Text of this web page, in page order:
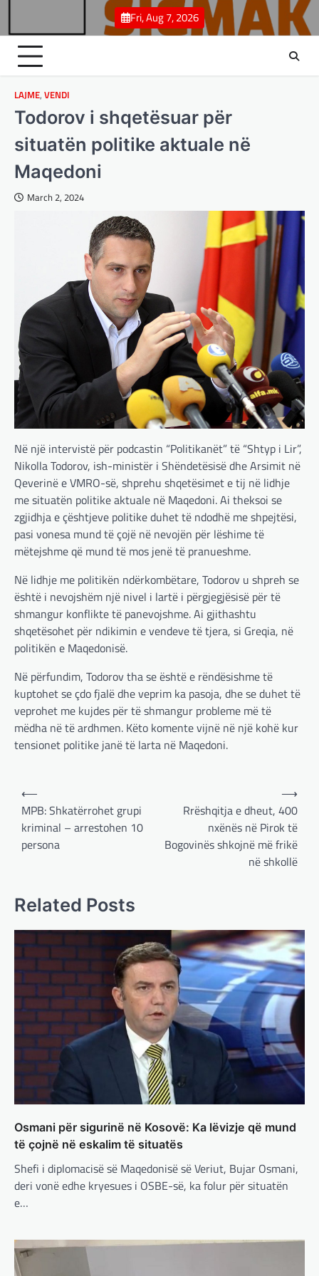
content
Fri, Aug 7, 2026
LAJME, VENDI
Todorov i shqetësuar për
situatën politike aktuale në
Maqedoni
March 2, 2024
Në një intervistë për podcastin “Politikanët” të “Shtyp i Lir”,
Nikolla Todorov, ish-ministër i Shëndetësisë dhe Arsimit në
Qeverinë e VMRO-së, shprehu shqetësimet e tij në lidhje
me situatën politike aktuale në Maqedoni. Ai theksoi se
zgjidhja e çështjeve politike duhet të ndodhë me shpejtësi,
pasi vonesa mund të çojë në nevojën për lëshime të
mëtejshme që mund të mos jenë të pranueshme.
Në lidhje me politikën ndërkombëtare, Todorov u shpreh se
është i nevojshëm një nivel i lartë i përgjegjësisë për të
shmangur konflikte të panevojshme. Ai gjithashtu
shqetësohet për ndikimin e vendeve të tjera, si Greqia, në
politikën e Maqedonisë.
Në përfundim, Todorov tha se është e rëndësishme të
kuptohet se çdo fjalë dhe veprim ka pasoja, dhe se duhet të
veprohet me kujdes për të shmangur probleme më të
mëdha në të ardhmen. Këto komente vijnë në një kohë kur
tensionet politike janë të larta në Maqedoni.
Post
navigation
⟵
MPB: Shkatërrohet grupi
kriminal – arrestohen 10
persona
Rrëshqitja e dheut, 400
nxënës në Pirok të
Bogovinës shkojnë më frikë
në shkollë
⟶
Related Posts
Osmani për sigurinë në Kosovë: Ka lëvizje që mund
të çojnë në eskalim të situatës
Shefi i diplomacisë së Maqedonisë së Veriut, Bujar Osmani,
deri vonë edhe kryesues i OSBE-së, ka folur për situatën
e…
OPINIONE ,
400 miliardë euro për mbrojtje
Gjermania ndodhet aktualisht në kulmin e
përpjekjeve për krijimin e qeverisë dhe koha
nuk pret. CDU/CSU dhe SPD po vazhdojnë…
BOTA, LAJME,MISTER,RAJONI, SPECIALE
Çka ndodhë tash pas
ndërprerjes së ndihmës
ushtarake për Ukrainën nga
Trump
adminadmin March 4, 2025
francezët dhe britanikët kanë hartuar një
plan paqeje për luftën në Ukrainë, të…
BOTA,KRONIKË E ZEZË,LAJME,
MË TË FUNDIT,MISTER,RAJONI ,SPECIALE,
Ukrainës: Të vendosur për